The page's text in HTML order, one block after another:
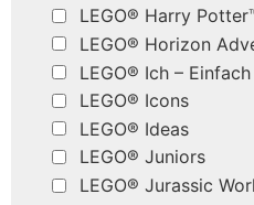
LEGO® Harry
LEGO® Horizon
LEGO® Ich –
LEGO® Icons
LEGO® Ideas
LEGO® Juniors
LEGO® Jurassic